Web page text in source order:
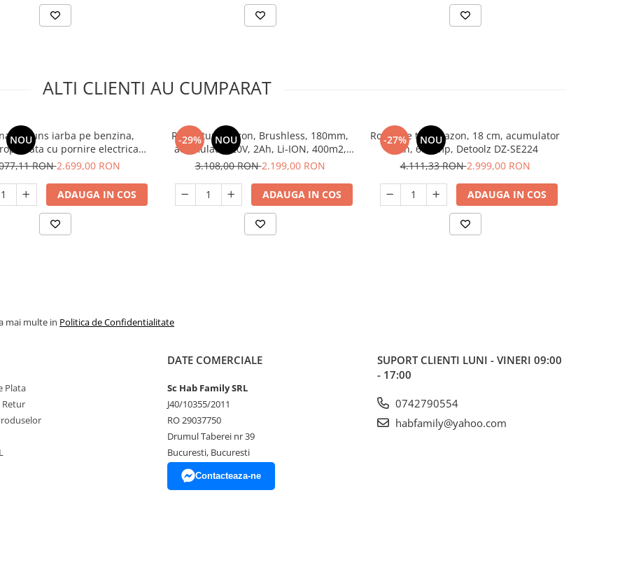
ALTI CLIENTI AU CUMPARAT
NOU
de tuns iarba pe benzina,
cu pornire electrica
3.7kw (5cp) 53cm 21" 70L 5in1
RON2.699,00 RON
ADAUGA IN COS
-29% NOU
Robot tuns gazon, Brushless, 180mm,
acumulator 20V, 2Ah, Li-ION, 400m2,
Raider RD-RLM44
3.108,00 RON2.199,00 RON
ADAUGA IN COS
-27% NOU
Robot de tuns gazon, 18 cm, acumulator
2Ah, 600 mp, Detoolz DZ-SE224
4.111,33 RON2.999,00 RON
ADAUGA IN COS
mai multe in Politica de Confidentialitate
Plata
Retur
DATE COMERCIALE
Sc Hab Family SRL
J40/10355/2011
RO 29037750
Drumul Taberei nr 39
Bucuresti, Bucuresti
Contacteaza-ne
SUPORT CLIENTI LUNI - VINERI 09:00
- 17:00
0742790554
habfamily@yahoo.com